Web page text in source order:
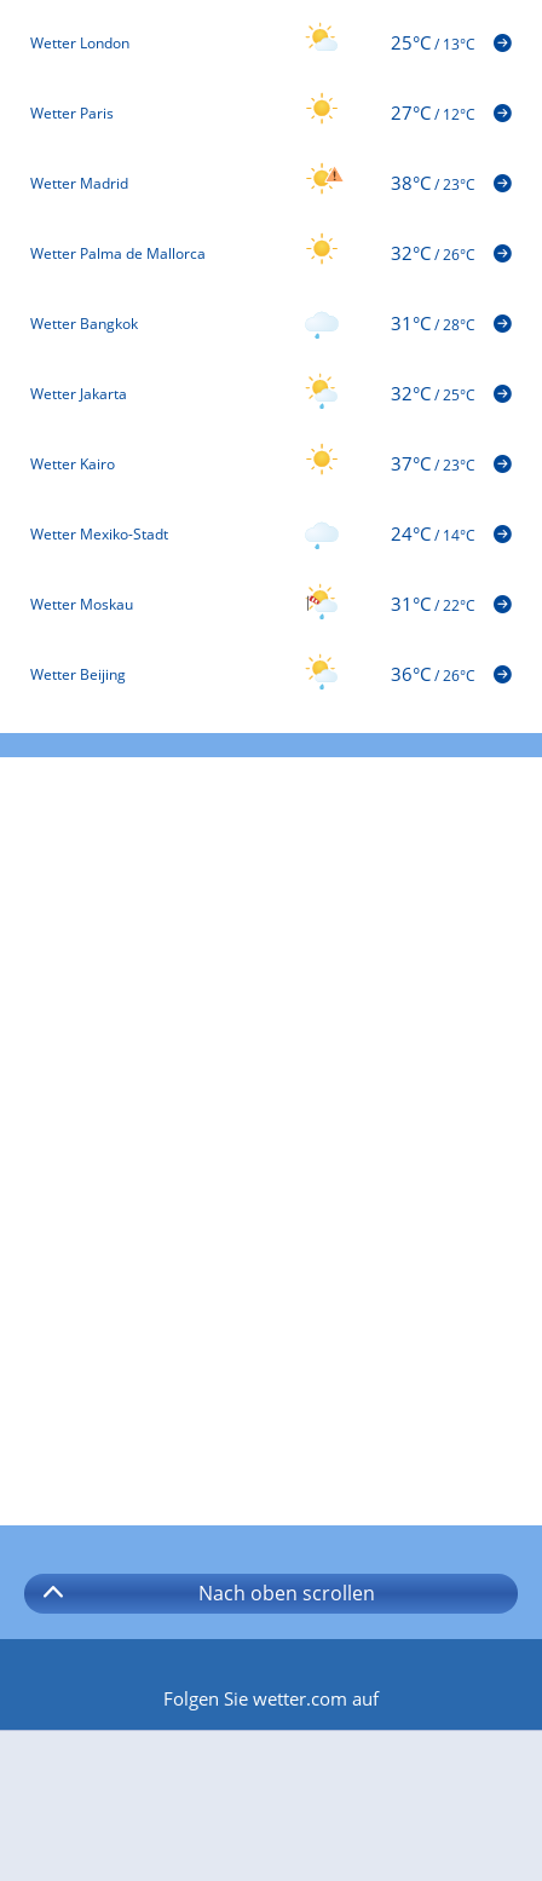
Wetter London 25°C/13°C
Wetter Paris 27°C/12°C
Wetter Madrid 38°C/23°C
Wetter Palma de Mallorca 32°C/26°C
Wetter Bangkok 31°C/28°C
Wetter Jakarta 32°C/25°C
Wetter Kairo 37°C/23°C
Wetter Mexiko-Stadt 24°C/14°C
Wetter Moskau 31°C/22°C
Wetter Beijing 36°C/26°C
Nach oben scrollen
Folgen Sie wetter.com auf